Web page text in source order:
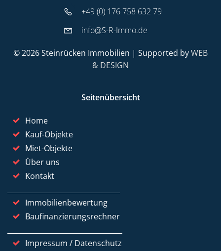
+49 (0) 176 758 632 79
info@S-R-Immo.de
© 2026 Steinrücken Immobilien | Supported byWEB
& DESIGN
Seitenübersicht
Home
Kauf-Objekte
Miet-Objekte
Über uns
Kontakt
Immobilienbewertung
Baufinanzierungsrechner
Impressum / Datenschutz